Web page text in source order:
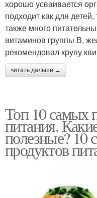
хорошо усваивается
подходит как для
также много
витаминов группы В,
рекомендовал крупу
читать дальше →
Топ 10 самых
питания.
полезные? 10
продуктов